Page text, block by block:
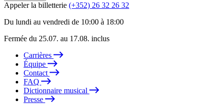
Appeler la billetterie (+352) 26 32 26 32
Du lundi au vendredi de 10:00 à 18:00
Fermée du 25.07. au 17.08. inclus
Carrières
Équipe
Contact
FAQ
Dictionnaire musical
Presse